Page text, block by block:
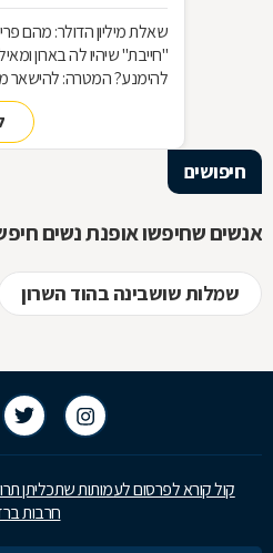
"חייבת" שיהיו לה בארון
להימנע? המטרה: להישאר
מבלי להחליף מלתחה
חיפושים
אנשים שחיפשו אופנת נשים
שמלות שושבינה בהוד השרון
קול קורא לפרסום לעמותות שתכליתן
חרבות